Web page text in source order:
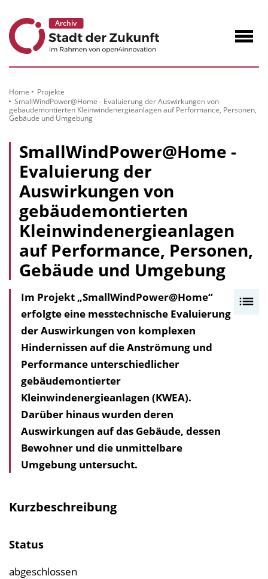
Inhalt
Home
Projekte
SmallWindPower@Home - Evaluierung der Auswirkungen von
gebäudemontierten Kleinwindenergieanlagen auf Performance, Personen,
Gebäude und Umgebung
SmallWindPower@Home -
Evaluierung der
Auswirkungen von
gebäudemontierten
Kleinwindenergieanlagen
auf Performance, Personen,
Gebäude und Umgebung
Im Projekt „SmallWindPower@Home“
erfolgte eine messtechnische Evaluierung
der Auswirkungen von komplexen
Hindernissen auf die Anströmung und
Performance unterschiedlicher
gebäudemontierter
Kleinwindenergieanlagen (KWEA).
Darüber hinaus wurden deren
Auswirkungen auf das Gebäude, dessen
Bewohner und die unmittelbare
Umgebung untersucht.
Kurzbeschreibung
Status
abgeschlossen